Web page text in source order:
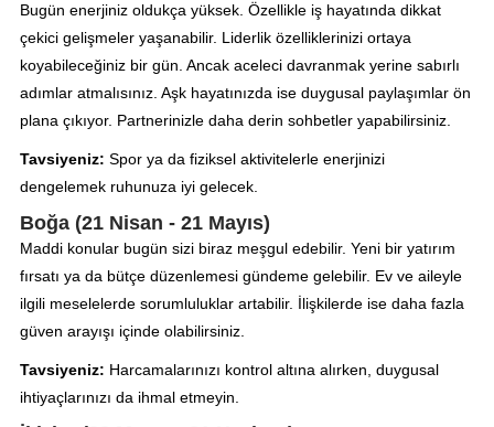
Bugün enerjiniz oldukça yüksek. Özellikle iş hayatında dikkat
çekici gelişmeler yaşanabilir. Liderlik özelliklerinizi ortaya
koyabileceğiniz bir gün. Ancak aceleci davranmak yerine sabırlı
adımlar atmalısınız. Aşk hayatınızda ise duygusal paylaşımlar ön
plana çıkıyor. Partnerinizle daha derin sohbetler yapabilirsiniz.
Tavsiyeniz: Spor ya da fiziksel aktivitelerle enerjinizi
dengelemek ruhunuza iyi gelecek.
Boğa (21 Nisan - 21 Mayıs)
Maddi konular bugün sizi biraz meşgul edebilir. Yeni bir yatırım
fırsatı ya da bütçe düzenlemesi gündeme gelebilir. Ev ve aileyle
ilgili meselelerde sorumluluklar artabilir. İlişkilerde ise daha fazla
güven arayışı içinde olabilirsiniz.
Tavsiyeniz: Harcamalarınızı kontrol altına alırken, duygusal
ihtiyaçlarınızı da ihmal etmeyin.